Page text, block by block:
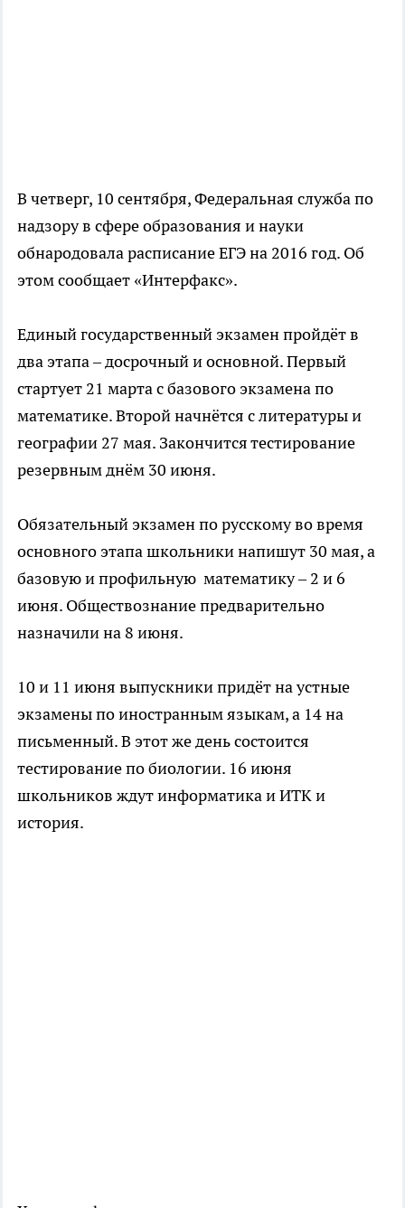
В четверг, 10 сентября, Федеральная служба по
надзору в сфере образования и науки
обнародовала расписание ЕГЭ на 2016 год. Об
этом сообщает «Интерфакс».
Единый государственный экзамен пройдёт в
два этапа – досрочный и основной. Первый
стартует 21 марта с базового экзамена по
математике. Второй начнётся с литературы и
географии 27 мая. Закончится тестирование
резервным днём 30 июня.
Обязательный экзамен по русскому во время
основного этапа школьники напишут 30 мая, а
базовую и профильную математику – 2 и 6
июня. Обществознание предварительно
назначили на 8 июня.
10 и 11 июня выпускники придёт на устные
экзамены по иностранным языкам, а 14 на
письменный. В этот же день состоится
тестирование по биологии. 16 июня
школьников ждут информатика и ИТК и
история.